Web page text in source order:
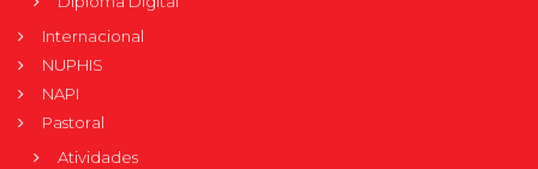
Internacional
NUPHIS
NAPI
Pastoral
Atividades